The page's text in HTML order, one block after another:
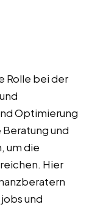
Rolle bei der
Optimierung
und
um die
Hier
und